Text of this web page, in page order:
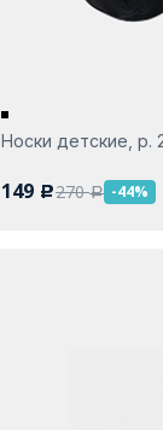
Носки детские, р.
149 c270a -44%